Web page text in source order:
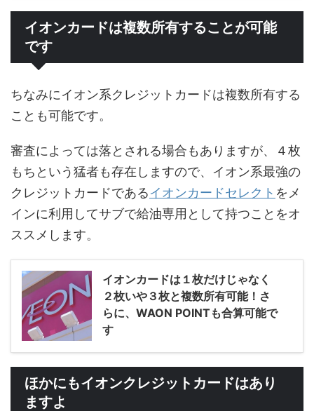
イオンカードは複数所有することが可能
です
ちなみにイオン系クレジットカードは複数所有する
ことも可能です。
審査によっては落とされる場合もありますが、４枚
もちという猛者も存在しますので、イオン系最強の
クレジットカードであるイオンカードセレクト をメ
インに利用してサブで給油専用として持つことをオ
ススメします。
イオンカードは１枚だけじゃなく
２枚いや３枚と複数所有可能！さ
らに、WAON POINTも合算可能で
す
ほかにもイオンクレジットカードはあり
ますよ